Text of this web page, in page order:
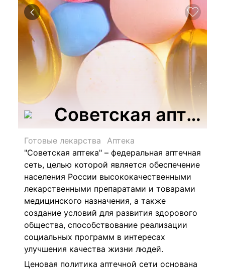
Советская аптека
Готовые лекарства
Аптека
"Советская аптека" – федеральная аптечная
сеть, целью которой является обеспечение
населения России высококачественными
лекарственными препаратами и товарами
медицинского назначения, а также
создание условий для развития здорового
общества, способствование реализации
социальных программ в интересах
улучшения качества жизни людей.
Ценовая политика аптечной сети основана